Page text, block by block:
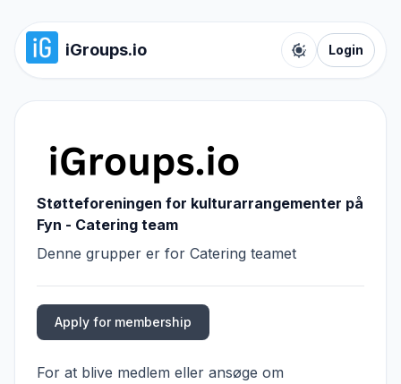
iGroups.io
Toggle color
Login
Støtteforeningen for kulturarrangementer på
Fyn - Catering team
Denne grupper er for Catering teamet
Apply for membership
For at blive medlem eller ansøge om